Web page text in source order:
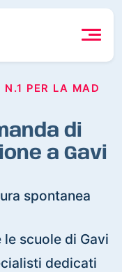
PER LA MAD
di
a Gavi
spontanea
scuole di Gavi
dedicati